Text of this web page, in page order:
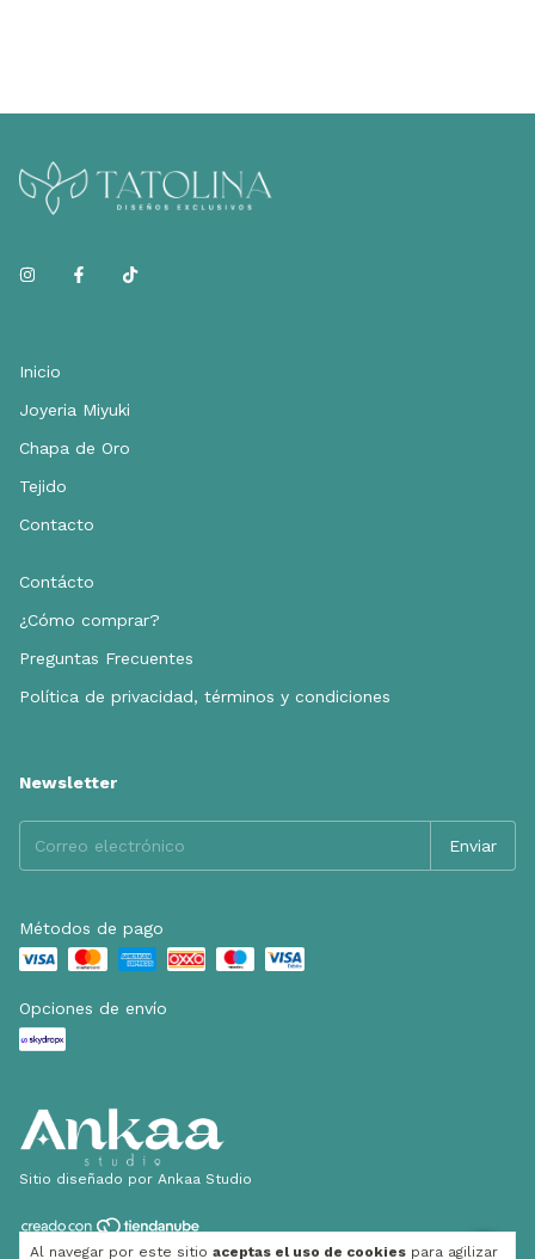
Al navegar por este sitio aceptas el uso de cookies para agilizar
Inicio
Joyeria Miyuki
Chapa de Oro
Tejido
Contacto
Contácto
¿Cómo comprar?
Preguntas Frecuentes
Política de privacidad, términos y condiciones
Newsletter
Métodos de pago
Opciones de envío
Sitio diseñado por Ankaa Studio
Copyright Tatolina - 2026. Todos los derechos reservados.